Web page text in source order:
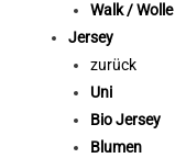
Walk / Wolle
Jersey
zurück
Uni
Bio Jersey
Blumen